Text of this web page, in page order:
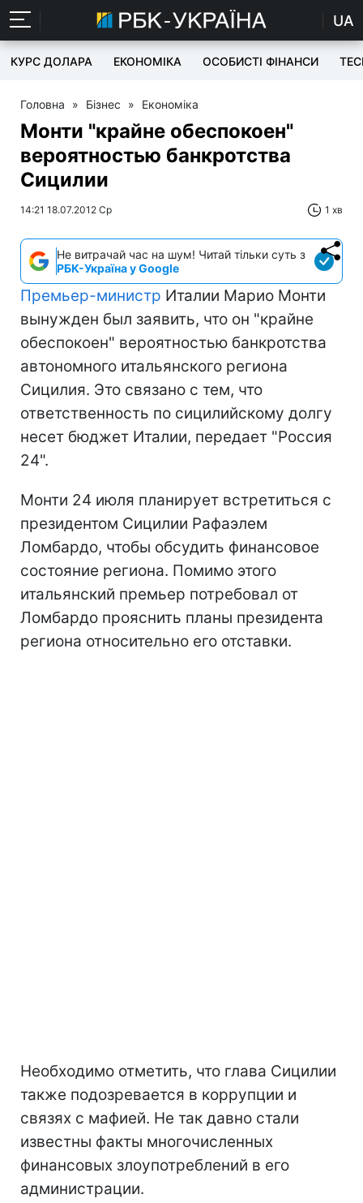
UA
КУРС ДОЛАРА ЕКОНОМІКА ОСОБИСТІ ФІНАНСИ
Головна » Бізнес » Економіка
Монти "крайне обеспокоен"
вероятностью банкротства
Сицилии
14:21 18.07.2012 Ср 1 хв
Не витрачай час на шум! Читай тільки суть з
РБК-Україна у Google
Премьер-министр Италии Марио Монти
вынужден был заявить, что он "крайне
обеспокоен" вероятностью банкротства
автономного итальянского региона
Сицилия. Это связано с тем, что
ответственность по сицилийскому долгу
несет бюджет Италии, передает "Россия
24".
Монти 24 июля планирует встретиться с
президентом Сицилии Рафаэлем
Ломбардо, чтобы обсудить финансовое
состояние региона. Помимо этого
итальянский премьер потребовал от
Ломбардо прояснить планы президента
региона относительно его отставки.
Необходимо отметить, что глава Сицилии
также подозревается в коррупции и
связях с мафией. Не так давно стали
известны факты многочисленных
финансовых злоупотреблений в его
администрации.